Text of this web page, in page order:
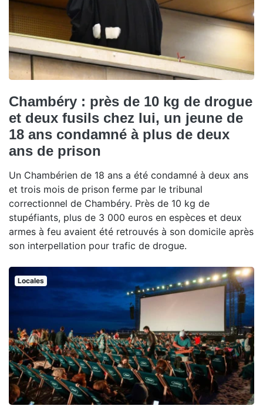
Chambéry : près de 10 kg de drogue
et deux fusils chez lui, un jeune de
18 ans condamné à plus de deux
ans de prison
Un Chambérien de 18 ans a été condamné à deux ans
et trois mois de prison ferme par le tribunal
correctionnel de Chambéry. Près de 10 kg de
stupéfiants, plus de 3 000 euros en espèces et deux
armes à feu avaient été retrouvés à son domicile après
son interpellation pour trafic de drogue.
Locales